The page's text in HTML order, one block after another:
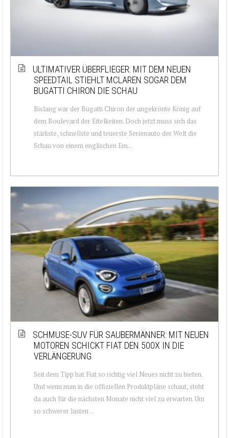
ULTIMATIVER ÜBERFLIEGER: MIT DEM NEUEN
SPEEDTAIL STIEHLT MCLAREN SOGAR DEM
BUGATTI CHIRON DIE SCHAU
Bislang war der Bugatti Chiron der ungekrönte König auf
dem Boulevard der Eitelkeiten. Doch jetzt muss sich das
stärkste, schnellste und teuerste Serienauto der Welt die
Schau von einem englischen Em...
SCHMUSE-SUV FÜR SAUBERMÄNNER: MIT NEUEN
MOTOREN SCHICKT FIAT DEN 500X IN DIE
VERLÄNGERUNG
Seit dem Tipp hat Fiat so richtig viel Neues nicht zu bieten.
Und wenn man in die offiziellen Produktpläne schaut, steht
da auch für die nächsten Monate nicht viel zu erwarten. Um
so schwerer lasten ...